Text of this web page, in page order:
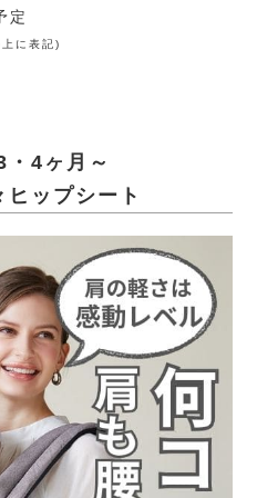
定
に表記)
・4ヶ月～
ヒップシート